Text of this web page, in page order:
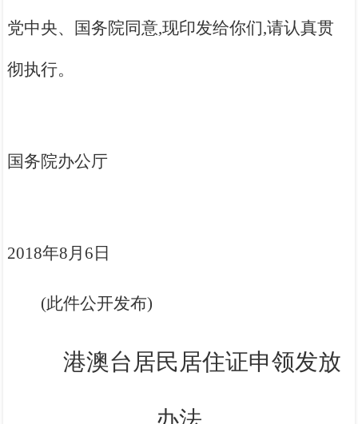
党中央、国务院同意,现印发给你们,请认真贯
彻执行。
国务院办公厅
2018年8月6日
(此件公开发布)
港澳台居民居住证申领发放